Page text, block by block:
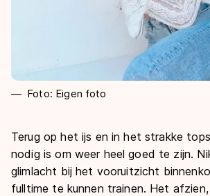
Foto: Eigen foto
Terug op het ijs en in het strakke
nodig is om weer heel goed te zijn.
glimlacht bij het vooruitzicht
fulltime te kunnen trainen. Het